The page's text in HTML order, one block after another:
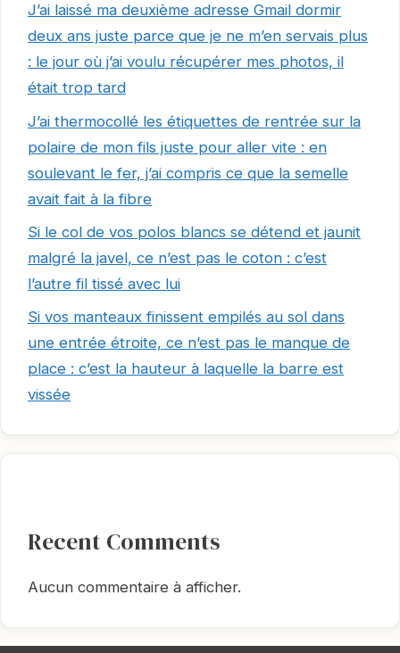
J’ai laissé ma deuxième adresse Gmail dormir
deux ans juste parce que je ne m’en servais plus
: le jour où j’ai voulu récupérer mes photos, il
était trop tard
J’ai thermocollé les étiquettes de rentrée sur la
polaire de mon fils juste pour aller vite : en
soulevant le fer, j’ai compris ce que la semelle
avait fait à la fibre
Si le col de vos polos blancs se détend et jaunit
malgré la javel, ce n’est pas le coton : c’est
l’autre fil tissé avec lui
Si vos manteaux finissent empilés au sol dans
une entrée étroite, ce n’est pas le manque de
place : c’est la hauteur à laquelle la barre est
vissée
Recent Comments
Aucun commentaire à afficher.